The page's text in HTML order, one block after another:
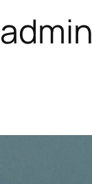
admin